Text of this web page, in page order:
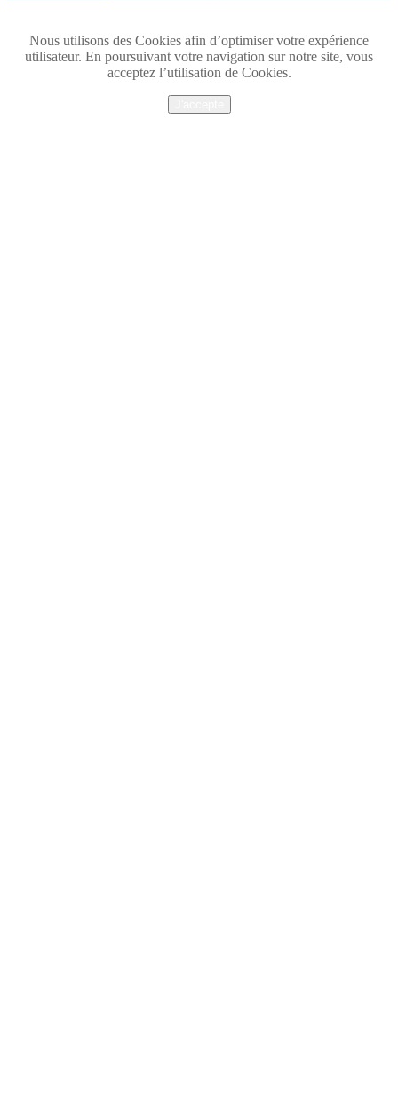
Nous utilisons des Cookies afin d’optimiser votre expérience
utilisateur. En poursuivant votre navigation sur notre site, vous
acceptez l’utilisation de Cookies.